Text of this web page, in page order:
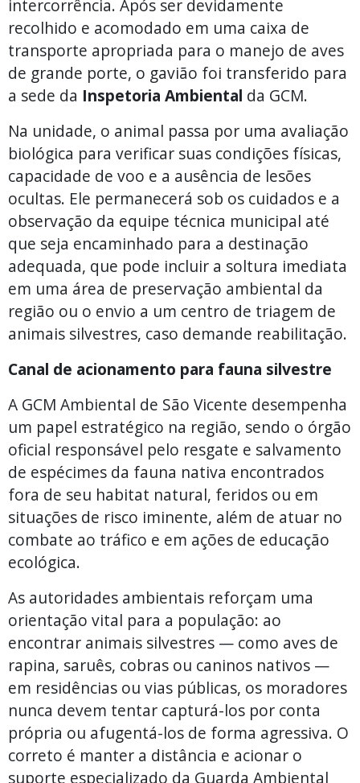
intercorrência. Após ser devidamente
recolhido e acomodado em uma caixa de
transporte apropriada para o manejo de aves
de grande porte, o gavião foi transferido para
a sede da Inspetoria Ambiental da GCM.
Na unidade, o animal passa por uma avaliação
biológica para verificar suas condições físicas,
capacidade de voo e a ausência de lesões
ocultas. Ele permanecerá sob os cuidados e a
observação da equipe técnica municipal até
que seja encaminhado para a destinação
adequada, que pode incluir a soltura imediata
em uma área de preservação ambiental da
região ou o envio a um centro de triagem de
animais silvestres, caso demande reabilitação.
Canal de acionamento para fauna silvestre
A GCM Ambiental de São Vicente desempenha
um papel estratégico na região, sendo o órgão
oficial responsável pelo resgate e salvamento
de espécimes da fauna nativa encontrados
fora de seu habitat natural, feridos ou em
situações de risco iminente, além de atuar no
combate ao tráfico e em ações de educação
ecológica.
As autoridades ambientais reforçam uma
orientação vital para a população: ao
encontrar animais silvestres — como aves de
rapina, saruês, cobras ou caninos nativos —
em residências ou vias públicas, os moradores
nunca devem tentar capturá-los por conta
própria ou afugentá-los de forma agressiva. O
correto é manter a distância e acionar o
suporte especializado da Guarda Ambiental